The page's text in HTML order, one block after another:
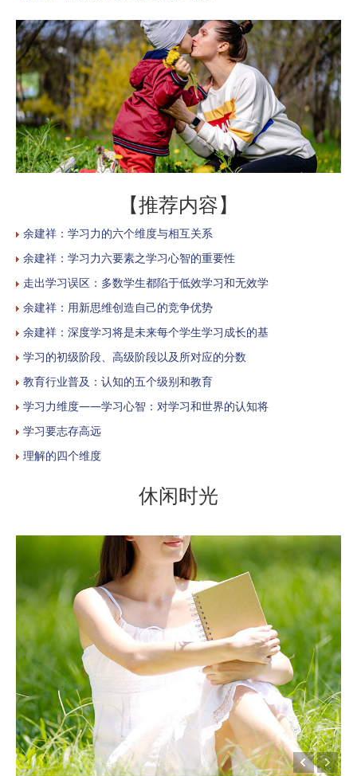
【推荐内容】
余建祥：学习力的六个维度与相互关系
余建祥：学习力六要素之学习心智的重要性
走出学习误区：多数学生都陷于低效学习和无效学
余建祥：用新思维创造自己的竞争优势
余建祥：深度学习将是未来每个学生学习成长的基
学习的初级阶段、高级阶段以及所对应的分数
教育行业普及：认知的五个级别和教育
学习力维度——学习心智：对学习和世界的认知将
学习要志存高远
理解的四个维度
休闲时光